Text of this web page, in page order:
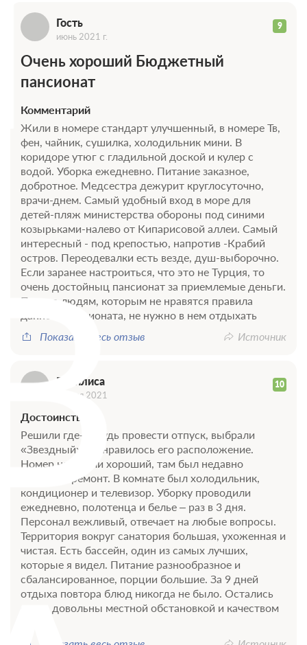
Гость 9
июнь 2021 г.
Очень хороший Бюджетный
пансионат
Комментарий
Жили в номере стандарт улучшенный, в номере Тв,
фен, чайник, сушилка, холодильник мини. В
коридоре утюг с гладильной доской и кулер с
водой. Уборка ежедневно. Питание заказное,
добротное. Медсестра дежурит круглосуточно,
врачи-днем. Самый удобный вход в море для
детей-пляж министерства обороны под синими
козырьками-налево от Кипарисовой аллеи. Самый
интересный - под крепостью, напротив -Крабий
остров. Переодевалки есть везде, душ-выборочно.
Если заранее настроиться, что это не Турция, то
очень достойныц пансионат за приемлемые деньги.
Просто людям, которым не нравятся правила
данного пансионата, не нужно в нем отдыхать
Показать весь отзыв
Источник
Василиса 10
11 мая 2021
Достоинства
Решили где-нибудь провести отпуск, выбрали
«Звездный». Понравилось его расположение.
Номер нам дали хороший, там был недавно
проведен ремонт. В комнате был холодильник,
кондиционер и телевизор. Уборку проводили
ежедневно, полотенца и белье – раз в 3 дня.
Персонал вежливый, отвечает на любые вопросы.
Территория вокруг санатория большая, ухоженная и
чистая. Есть бассейн, один из самых лучших,
которые я видел. Питание разнообразное и
сбалансированное, порции большие. За 9 дней
отдыха повтора блюд никогда не было. Остались
очень довольны местной обстановкой и качеством